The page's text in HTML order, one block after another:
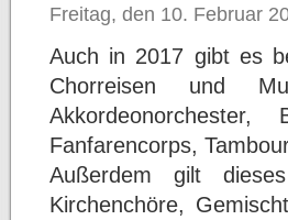
Freitag, den 10. Februar
Auch in 2017 gibt es
Chorreisen und
Akkordeonorchester,
Fanfarencorps,
Außerdem gilt
Kirchenchöre,